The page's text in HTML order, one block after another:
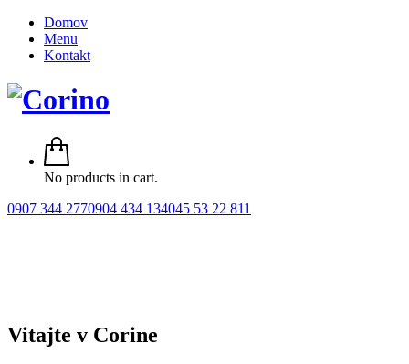
Domov
Menu
Kontakt
No products in cart.
0907 344 2770904 434 134045 53 22 811
Vitajte v Corine